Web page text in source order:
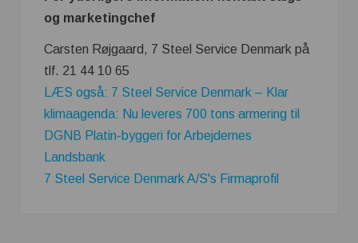
og marketingchef
Carsten Røjgaard, 7 Steel Service Denmark på
tlf. 21 44 10 65
LÆS også: 7 Steel Service Denmark – Klar
klimaagenda: Nu leveres 700 tons armering til
DGNB Platin-byggeri for Arbejdernes
Landsbank
7 Steel Service Denmark A/S's Firmaprofil